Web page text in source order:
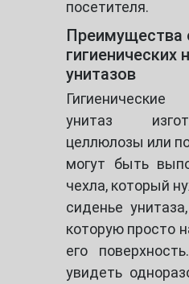
посетителя.
Преимущества
гигиенических
унитазов
унитаз
целлюлозы или
могут быть
чехла, который
сиденье
которую просто
его
увидеть